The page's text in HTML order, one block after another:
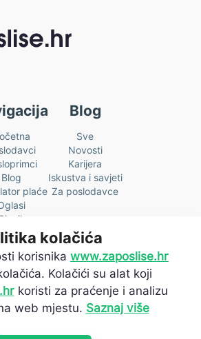
Blog
plaće
Cjenik
nama
Blog
Sve
Novosti
Karijera
Iskustva i savjeti
Za poslodavce
na newsletter:
budi u toku.
kolačića
korisnika www.zaposlise.hr
Kolačići su alat koji
koristi za praćenje i analizu
web mjestu. Saznaj više